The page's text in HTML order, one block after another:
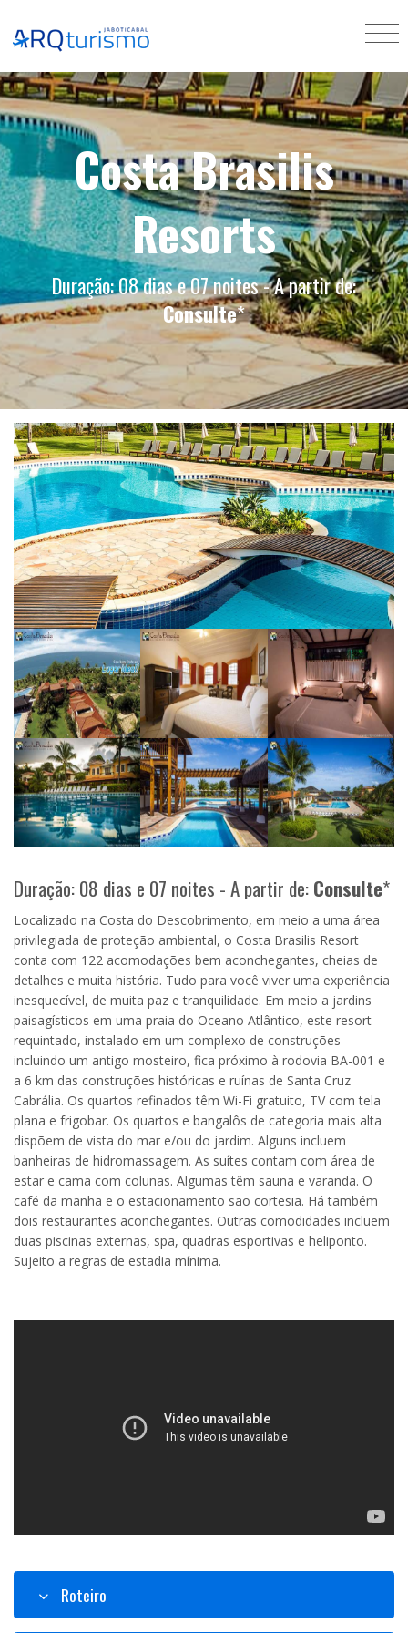
Costa Brasilis
Resorts
Duração: 08 dias e 07 noites - A partir de:
Consulte*
Duração: 08 dias e 07 noites - A partir de:Consulte*
Localizado na Costa do Descobrimento, em meio a uma área
privilegiada de proteção ambiental, o Costa Brasilis Resort
conta com 122 acomodações bem aconchegantes, cheias de
detalhes e muita história. Tudo para você viver uma experiência
inesquecível, de muita paz e tranquilidade. Em meio a jardins
paisagísticos em uma praia do Oceano Atlântico, este resort
requintado, instalado em um complexo de construções
incluindo um antigo mosteiro, fica próximo à rodovia BA-001 e
a 6 km das construções históricas e ruínas de Santa Cruz
Cabrália. Os quartos refinados têm Wi-Fi gratuito, TV com tela
plana e frigobar. Os quartos e bangalôs de categoria mais alta
dispõem de vista do mar e/ou do jardim. Alguns incluem
banheiras de hidromassagem. As suítes contam com área de
estar e cama com colunas. Algumas têm sauna e varanda. O
café da manhã e o estacionamento são cortesia. Há também
dois restaurantes aconchegantes. Outras comodidades incluem
duas piscinas externas, spa, quadras esportivas e heliponto.
Sujeito a regras de estadia mínima.
Roteiro